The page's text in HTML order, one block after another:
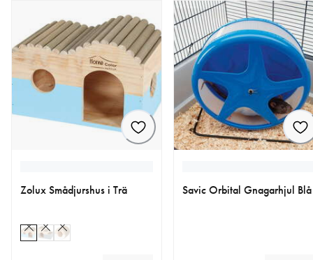
Zolux Smådjurshus i Trä Savic Orbital Gnagarhjul Blå